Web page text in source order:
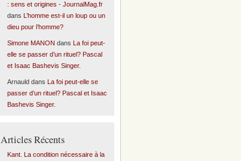
: sens et origines - JournalMag.fr
dans
L’homme est-il un loup ou un
dieu pour l’homme?
Simone MANON dans
La foi peut-
elle se passer d’un rituel? Pascal
et Isaac Bashevis Singer.
Arnauld dans
La foi peut-elle se
passer d’un rituel? Pascal et Isaac
Bashevis Singer.
Articles Récents
Kant. La condition nécessaire à la